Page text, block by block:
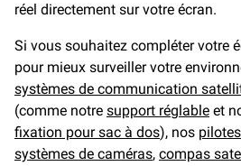
réel directement sur votre écran.
Si vous souhaitez compléter votre
pour mieux surveiller votre
systèmes de communication
(comme notre support réglable et
fixation pour sac à dos), nos
systèmes de caméras, compas